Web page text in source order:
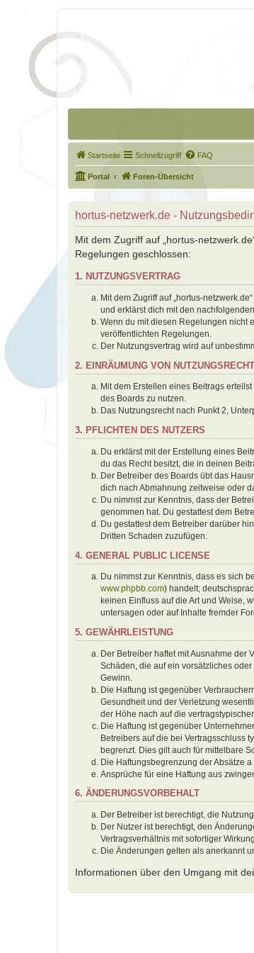
Startseite Schnellzugriff FAQ
Portal Foren-Übersicht
hortus-netzwerk.de -
Mit dem Zugriff auf „hortus-
Regelungen geschlossen:
1. NUTZUNGSVERTRAG
Mit dem Zugriff auf „hortus-
und erklärst dich mit den
Wenn du mit diesen Regelungen nicht
veröffentlichten Regelungen.
Der Nutzungsvertrag wird auf
2. EINRÄUMUNG VON
Mit dem Erstellen eines Beitrags
des Boards zu nutzen.
Das Nutzungsrecht nach Punkt 2,
3. PFLICHTEN DES NUTZERS
Du erklärst mit der Erstellung eines
du das Recht besitzt, die in deinen
Der Betreiber des Boards übt das
dich nach Abmahnung zeitweise oder
Du nimmst zur Kenntnis, dass der
genommen hat. Du gestattest dem
Du gestattest dem Betreiber darüber
Dritten Schaden zuzufügen.
4. GENERAL PUBLIC LICENSE
Du nimmst zur Kenntnis, dass es sich
www.phpbb.com) handelt;
keinen Einfluss auf die Art und Weise,
untersagen oder auf Inhalte fremder
5. GEWÄHRLEISTUNG
Der Betreiber haftet mit Ausnahme der
Schäden, die auf ein vorsätzliches
Gewinn.
Die Haftung ist gegenüber
Gesundheit und der Verletzung
der Höhe nach auf die
Die Haftung ist gegenüber
Betreibers auf die bei Vertragsschluss
begrenzt. Dies gilt auch für mittelbare
Die Haftungsbegrenzung der Absätze
Ansprüche für eine Haftung aus
6. ÄNDERUNGSVORBEHALT
Der Betreiber ist berechtigt, die
Der Nutzer ist berechtigt, den
Vertragsverhältnis mit sofortiger
Die Änderungen gelten als anerkannt
Informationen über den Umgang mit